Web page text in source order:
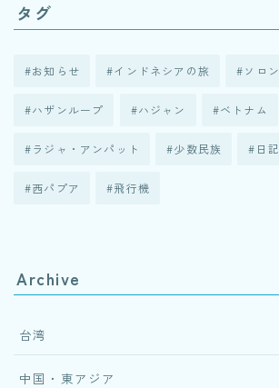
タグ
お知らせ インドネシアの旅 ソロン
ハザンループ ハジャン ベトナム
ラジャ・アンパット 少数民族 日記
西パプア 飛行機
Archive
台湾
中国・東アジア